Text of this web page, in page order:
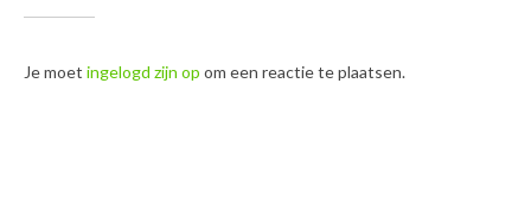
Je moet ingelogd zijn op om een reactie te plaatsen.